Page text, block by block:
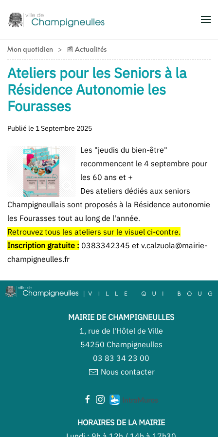
Accéder au contenu principal
Mon quotidien 📰 Actualités
Ateliers pour les Seniors à la
Résidence Autonomie les
Fourasses
Publié le 1 Septembre 2025
Les "jeudis du bien-être"
recommencent le 4 septembre pour
les 60 ans et +
Des ateliers dédiés aux seniors
Champigneullais sont proposés à la Résidence autonomie
les Fourasses tout au long de l'année.
Retrouvez tous les ateliers sur le visuel ci-contre.
Inscription gratuite : 0383342345 et v.calzuola@mairie-
champigneulles.fr
MAIRIE DE CHAMPIGNEULLES
1, rue de l'Hôtel de Ville
54250 Champigneulles
03 83 34 23 00
Nous contacter
HORAIRES DE LA MAIRIE